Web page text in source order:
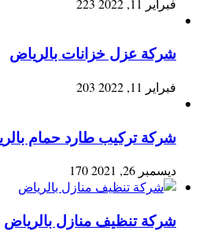
شركة عزل خزانات بالرياض
فبراير 11, 2022 203
شركة تركيب طارد حمام
ديسمبر 26, 2021 170
شركة تنظيف منازل بالرياض